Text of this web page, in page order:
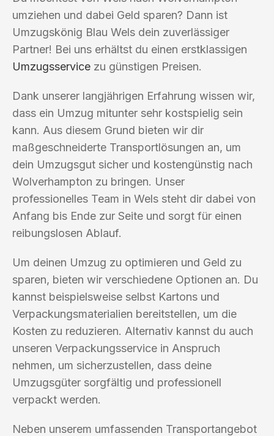
umziehen und dabei Geld sparen? Dann ist
Umzugskönig Blau Wels dein zuverlässiger
Partner! Bei uns erhältst du einen erstklassigen
Umzugsservice zu günstigen Preisen.
Dank unserer langjährigen Erfahrung wissen wir,
dass ein Umzug mitunter sehr kostspielig sein
kann. Aus diesem Grund bieten wir dir
maßgeschneiderte Transportlösungen an, um
dein Umzugsgut sicher und kostengünstig nach
Wolverhampton zu bringen. Unser
professionelles Team in Wels steht dir dabei von
Anfang bis Ende zur Seite und sorgt für einen
reibungslosen Ablauf.
Um deinen Umzug zu optimieren und Geld zu
sparen, bieten wir verschiedene Optionen an. Du
kannst beispielsweise selbst Kartons und
Verpackungsmaterialien bereitstellen, um die
Kosten zu reduzieren. Alternativ kannst du auch
unseren Verpackungsservice in Anspruch
nehmen, um sicherzustellen, dass deine
Umzugsgüter sorgfältig und professionell
verpackt werden.
Neben unserem umfassenden Transportangebot